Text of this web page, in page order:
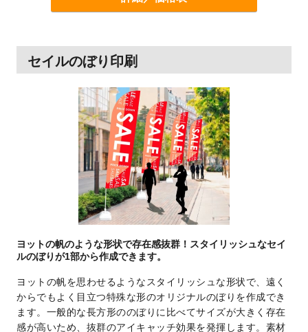
セイルのぼり印刷
ヨットの帆のような形状で存在感抜群！ スタイリッシュなセイ
ルのぼりが1部から作成できます。
ヨットの帆を思わせるようなスタイリッシュな形状で、遠く
からでもよく目立つ特殊な形のオリジナルのぼりを作成でき
ます。一般的な長方形ののぼりに比べてサイズが大きく存在
感が高いため、抜群のアイキャッチ効果を発揮します。素材